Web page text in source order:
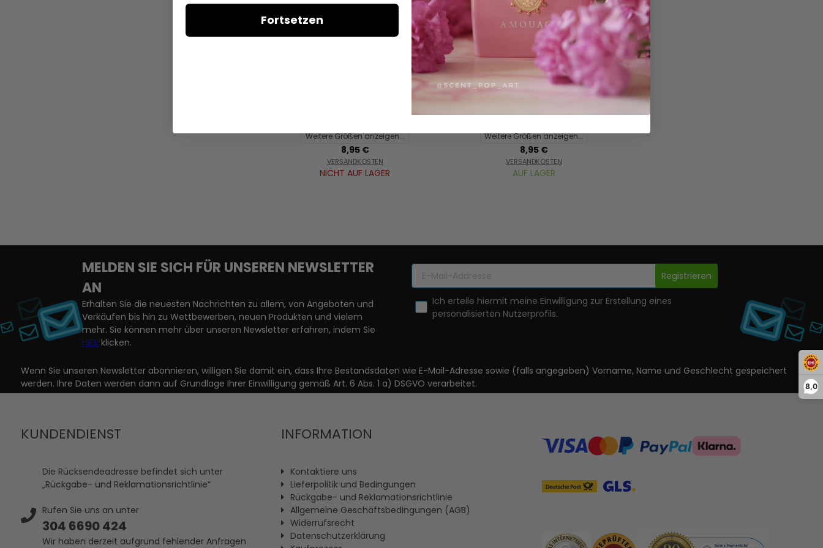
8,0
Christian Dior J'Adore Parfum
Weitere Größen anzeigen...
8,95 €
VERSANDKOSTEN
NICHT AUF LAGER
Dior J'adore - Eau de Toilette -
Duftprobe - 2 ml
Weitere Größen anzeigen...
8,95 €
VERSANDKOSTEN
AUF LAGER
MELDEN SIE SICH FÜR UNSEREN NEWSLETTER
AN
Erhalten Sie die neuesten Nachrichten zu allem, von Angeboten und
Verkäufen bis hin zu Wettbewerben, neuen Produkten und vielem
mehr. Sie können mehr über unseren Newsletter erfahren, indem Sie
HIER klicken.
Registrieren
Ich erteile hiermit meine Einwilligung zur Erstellung eines
personalisierten Nutzerprofils.
Wenn Sie unseren Newsletter abonnieren, willigen Sie damit ein, dass Ihre Bestandsdaten wie E-Mail-Adresse sowie (falls angegeben) Vorname, Name und Geschlecht gespeichert
werden. Ihre Daten werden dann auf Grundlage Ihrer Einwilligung gemäß Art. 6 Abs. 1 a) DSGVO verarbeitet.
KUNDENDIENST
Die Rücksendeadresse befindet sich unter
„Rückgabe- und Reklamationsrichtlinie“
Rufen Sie uns an unter
304 6690 424
Wir haben derzeit aufgrund fehlender Anfragen
INFORMATION
Kontaktiere uns
Lieferpolitik und Bedingungen
Rückgabe- und Reklamationsrichtlinie
Allgemeine Geschäftsbedingungen (AGB)
Widerrufsrecht
Datenschutzerklärung
Fortsetzen